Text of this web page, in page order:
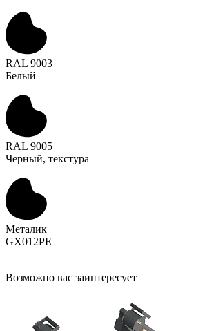
RAL 9003
Белый
RAL 9005
Черный, текстура
Металик
GX012PE
Возможно вас заинтересует